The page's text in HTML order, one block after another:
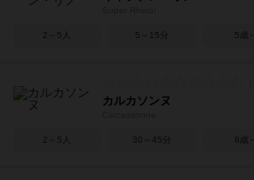
2～5人 5～15分 5歳～
カルカソンヌ
2～5人 30～45分 8歳～